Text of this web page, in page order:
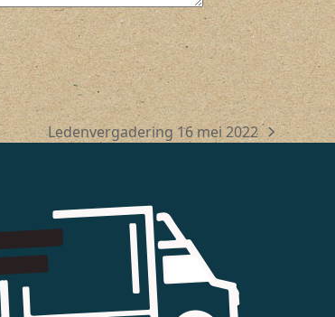
next
Ledenvergadering 16 mei 2022